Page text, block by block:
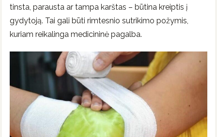
tinsta, parausta ar tampa karštas – būtina kreiptis į
gydytoją. Tai gali būti rimtesnio sutrikimo požymis,
kuriam reikalinga medicininė pagalba.